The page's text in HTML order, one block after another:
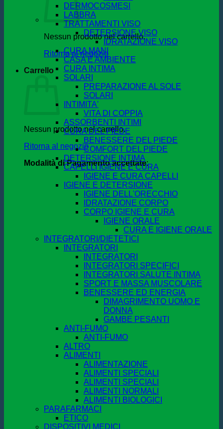
Nessun prodotto nel carrello.
Ritorna al negozio
Carrello
Nessun prodotto nel carrello.
Ritorna al negozio
Modalità di Pagamento accettate:
DERMOCOSMESI
LABBRA
TRATTAMENTI VISO
DETERSIONE VISO
IDRATAZIONE VISO
CURA MANI
CASA E AMBIENTE
CURA INTIMA
SOLARI
PREPARAZIONE AL SOLE
SOLARI
INTIMITA'
VITA DI COPPIA
ASSORBENTI INTIMI
CURA DEL PIEDE
BENESSERE DEL PIEDE
COMFORT DEL PIEDE
DETERSIONE INTIMA
CAPELLI IGIENE E CURA
IGIENE E CURA CAPELLI
IGIENE E DETERSIONE
IGIENE DELL'ORECCHIO
IDRATAZIONE CORPO
CORPO IGIENE E CURA
IGIENE ORALE
CURA E IGIENE ORALE
INTEGRATORI/DIETETICI
INTEGRATORI
INTEGRATORI
INTEGRATORI SPECIFICI
INTEGRATORI SALUTE INTIMA
SPORT E MASSA MUSCOLARE
BENESSERE ED ENERGIA
DIMAGRIMENTO UOMO E
DONNA
GAMBE PESANTI
ANTI-FUMO
ANTI-FUMO
ALTRO
ALIMENTI
ALIMENTAZIONE
ALIMENTI SPECIALI
ALIMENTI SPECIALI
ALIMENTI NORMALI
ALIMENTI BIOLOGICI
PARAFARMACI
ETICO
DISPOSITIVI MEDICI